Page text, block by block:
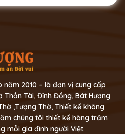
năm 2010 – là đơn vị cung cấp
Thần Tài, Đỉnh Đồng, Bát Hương
,Tượng Thờ, Thiết kế không
chúng tôi thiết kế hàng trăm
mỗi gia đình người Việt.